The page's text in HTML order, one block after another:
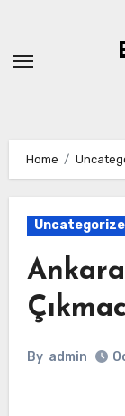
content
Home
By admin